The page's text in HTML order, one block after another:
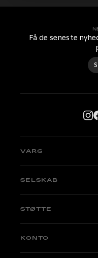
Få de seneste
VARG
VARG EX
Factory Edition
Cykler på lager
SELSKAB
Om os
STØTTE
Support central
KONTO